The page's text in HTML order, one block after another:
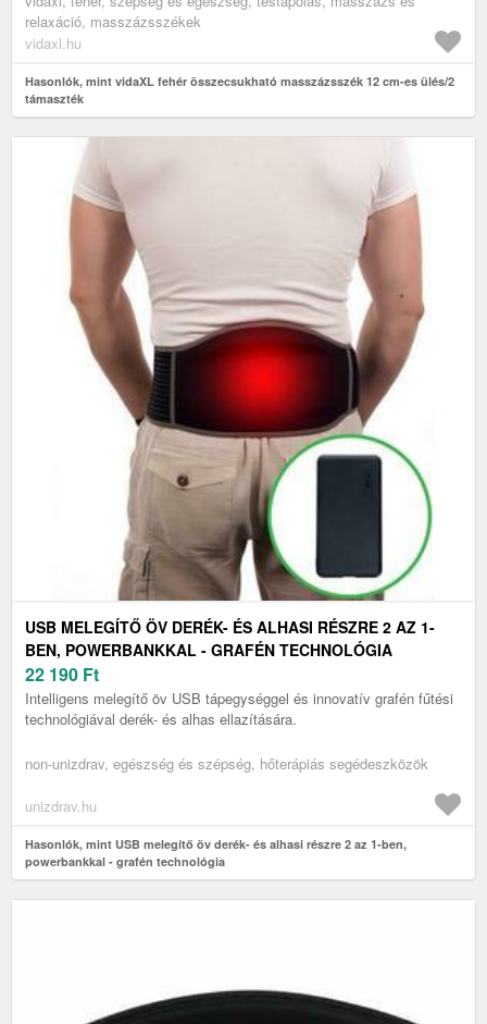
relaxáció, masszázsszékek
vidaxl.hu
Hasonlók, mint vidaXL fehér összecsukható masszázsszék 12 cm-es ülés/2
támaszték
USB MELEGÍTŐ ÖV DERÉK- ÉS ALHASI RÉSZRE 2 AZ 1-
BEN, POWERBANKKAL - GRAFÉN TECHNOLÓGIA
22 190 Ft
Intelligens melegítő öv USB tápegységgel és innovatív grafén fűtési
technológiával derék- és alhas ellazítására.
non-unizdrav, egészség és szépség, hőterápiás segédeszközök
unizdrav.hu
Hasonlók, mint USB melegítő öv derék- és alhasi részre 2 az 1-ben,
powerbankkal - grafén technológia